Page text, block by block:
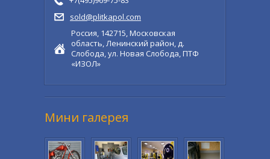
sold@plitkapol.com
Россия, 142715, Московская
область, Ленинский район, д.
Слобода, ул. Новая Слобода, ПТФ
«ИЗОЛ»
Мини галерея